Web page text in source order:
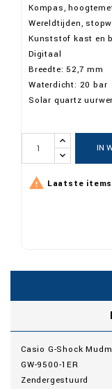
Kompas,
Wereldtijden,
Kunststof kast en
Digitaal
Breedte: 52,7 mm
Waterdicht: 20 bar
Solar quartz
IN
 Laatste
Casio G-Shock
GW-9500-1ER
Zendergestuurd